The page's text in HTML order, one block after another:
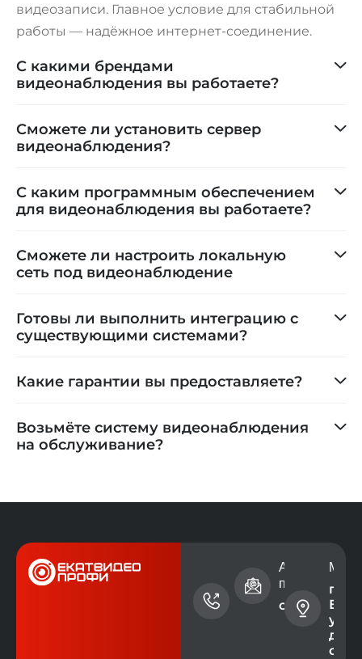
видеозаписи. Главное условие для стабильной
работы — надёжное интернет-соединение.
С какими брендами
видеонаблюдения вы работаете?
Сможете ли установить сервер
видеонаблюдения?
С каким программным обеспечением
для видеонаблюдения вы работаете?
Сможете ли настроить локальную
сеть под видеонаблюдение
Готовы ли выполнить интеграцию с
существующими системами?
Какие гарантии вы предоставляете?
Возьмёте систему видеонаблюдения
на обслуживание?
телефона
+7 (343)
Адрес
почты
г.
ул.
дом